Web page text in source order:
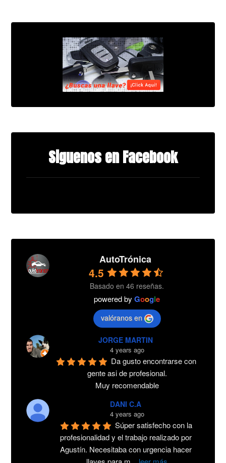
Siguenos en Facebook
AutoTrónica
4.5
Basado en 46 reseñas.
powered byGoogle
valóranos en
JORGE MARTIN
4 years ago
Da gusto encontrarse con
gente asi de profesional.
Muy recomendable
DANI C.A
4 years ago
Súper satisfecho con la
profesionalidad y el trabajo realizado por
Agustín. Necesitaba con urgencia hacer